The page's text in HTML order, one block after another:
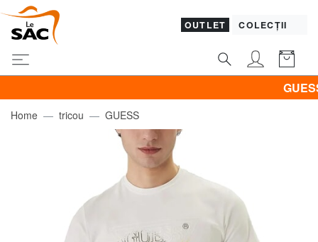
OUTLET COLECȚII
GUESS &
Home tricou GUESS